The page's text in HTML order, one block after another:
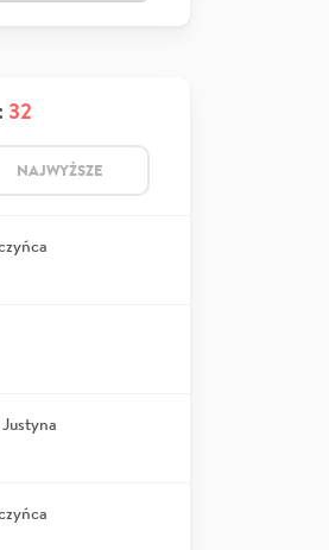
32
NAJWYŻSZE